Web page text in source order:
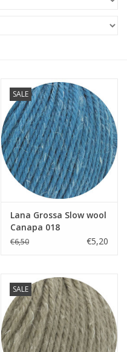
SALE
Lana Grossa Slow wool
Canapa 018
€6,50 €5,20
SALE